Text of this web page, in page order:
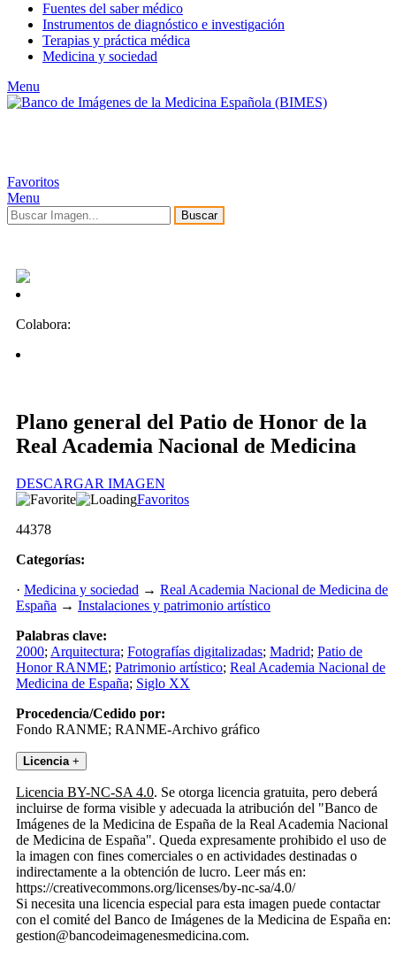
Fuentes del saber médico
Instrumentos de diagnóstico e investigación
Terapias y práctica médica
Medicina y sociedad
Menu
Favoritos
Menu
Buscar
Colabora:
Plano general del Patio de Honor de la
Real Academia Nacional de Medicina
DESCARGAR IMAGEN
Favoritos
44378
Categorías:
· Medicina y sociedad → Real Academia Nacional de Medicina de
España → Instalaciones y patrimonio artístico
Palabras clave:
2000; Arquitectura; Fotografías digitalizadas; Madrid; Patio de
Honor RANME; Patrimonio artístico; Real Academia Nacional de
Medicina de España; Siglo XX
Procedencia/Cedido por:
Fondo RANME; RANME-Archivo gráfico
Licencia +
Licencia BY-NC-SA 4.0. Se otorga licencia gratuita, pero deberá
incluirse de forma visible y adecuada la atribución del "Banco de
Imágenes de la Medicina de España de la Real Academia Nacional
de Medicina de España". Queda expresamente prohibido el uso de
la imagen con fines comerciales o en actividades destinadas o
indirectamente a la obtención de lucro. Leer más en:
https://creativecommons.org/licenses/by-nc-sa/4.0/
Si necesita una licencia especial para esta imagen puede contactar
con el comité del Banco de Imágenes de la Medicina de España en:
gestion@bancodeimagenesmedicina.com.